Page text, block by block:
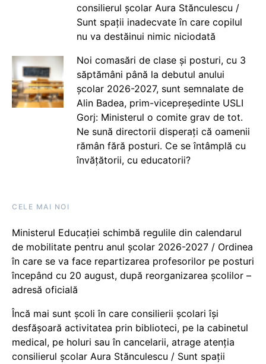
consilierul școlar Aura Stănculescu /
Sunt spații inadecvate în care copilul
nu va destăinui nimic niciodată
Noi comasări de clase și posturi, cu 3
săptămâni până la debutul anului
școlar 2026-2027, sunt semnalate de
Alin Badea, prim-vicepreședinte USLI
Gorj: Ministerul o comite grav de tot.
Ne sună directorii disperați că oamenii
rămân fără posturi. Ce se întâmplă cu
învățătorii, cu educatorii?
CELE MAI NOI
Ministerul Educației schimbă regulile din calendarul
de mobilitate pentru anul școlar 2026-2027 / Ordinea
în care se va face repartizarea profesorilor pe posturi
începând cu 20 august, după reorganizarea școlilor –
adresă oficială
Încă mai sunt școli în care consilierii școlari își
desfășoară activitatea prin biblioteci, pe la cabinetul
medical, pe holuri sau în cancelarii, atrage atenția
consilierul școlar Aura Stănculescu / Sunt spații